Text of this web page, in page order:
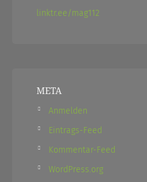
linktr.ee/mag112
META
Anmelden
Eintrags-Feed
Kommentar-Feed
WordPress.org